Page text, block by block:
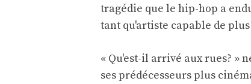
tragédie que le hip-hop a
tant qu'artiste capable de
« Qu'est-il arrivé aux rues? »
ses prédécesseurs plus